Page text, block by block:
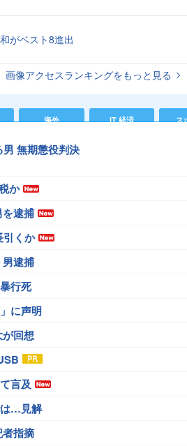
がベスト8進出
画像アクセスランキングをもっと見る
海外 IT 経済 ス
無期懲役判決
か
逮捕
引くか
逮捕
行死
に声明
回想
言及
は…見解
指摘